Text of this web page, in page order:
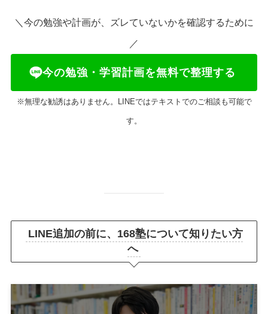
＼今の勉強や計画が、ズレていないかを確認するために
／
今の勉強・学習計画を無料で整理する
※無理な勧誘はありません。LINEではテキストでのご相談も可能で
す。
LINE追加の前に、168塾について知りたい方
へ